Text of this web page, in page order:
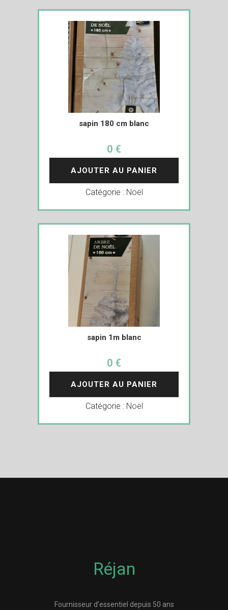
sapin 180 cm blanc
0 €
AJOUTER AU PANIER
Catégorie : Noël
sapin 1m blanc
0 €
AJOUTER AU PANIER
Catégorie : Noël
Réjan
Fournisseur d’essentiel depuis 50 ans